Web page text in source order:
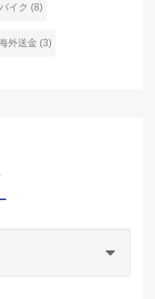
バイク (8)
外送金 (3)